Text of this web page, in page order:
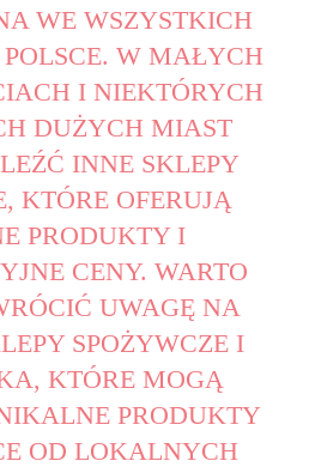
WE WSZYSTKICH
W MAŁYCH
I NIEKTÓRYCH
DUŻYCH MIAST
INNE SKLEPY
KTÓRE OFERUJĄ
PRODUKTY I
CENY. WARTO
UWAGĘ NA
SPOŻYWCZE I
KTÓRE MOGĄ
PRODUKTY
OD LOKALNYCH